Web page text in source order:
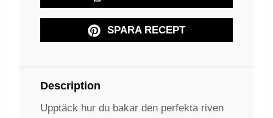
SPARA RECEPT
Description
Upptäck hur du bakar den perfekta riven